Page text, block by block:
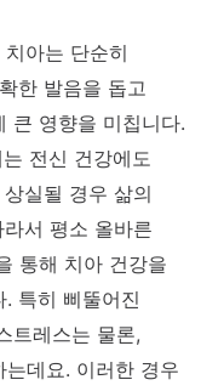
아는 단순히
한 발음을 돕고
큰 영향을 미칩니다.
전신 건강에도
실될 경우 삶의
서 평소 올바른
통해 치아 건강을
특히 삐뚤어진
트레스는 물론,
데요. 이러한 경우